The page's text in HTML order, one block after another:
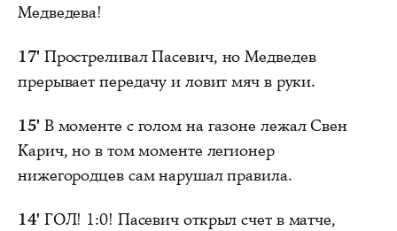
Медведева!
17' Простреливал Пасевич, но Медведев
прерывает передачу и ловит мяч в руки.
15' В моменте с голом на газоне лежал Свен
Карич, но в том моменте легионер
нижегородцев сам нарушал правила.
14' ГОЛ! 1:0! Пасевич открыл счет в матче,